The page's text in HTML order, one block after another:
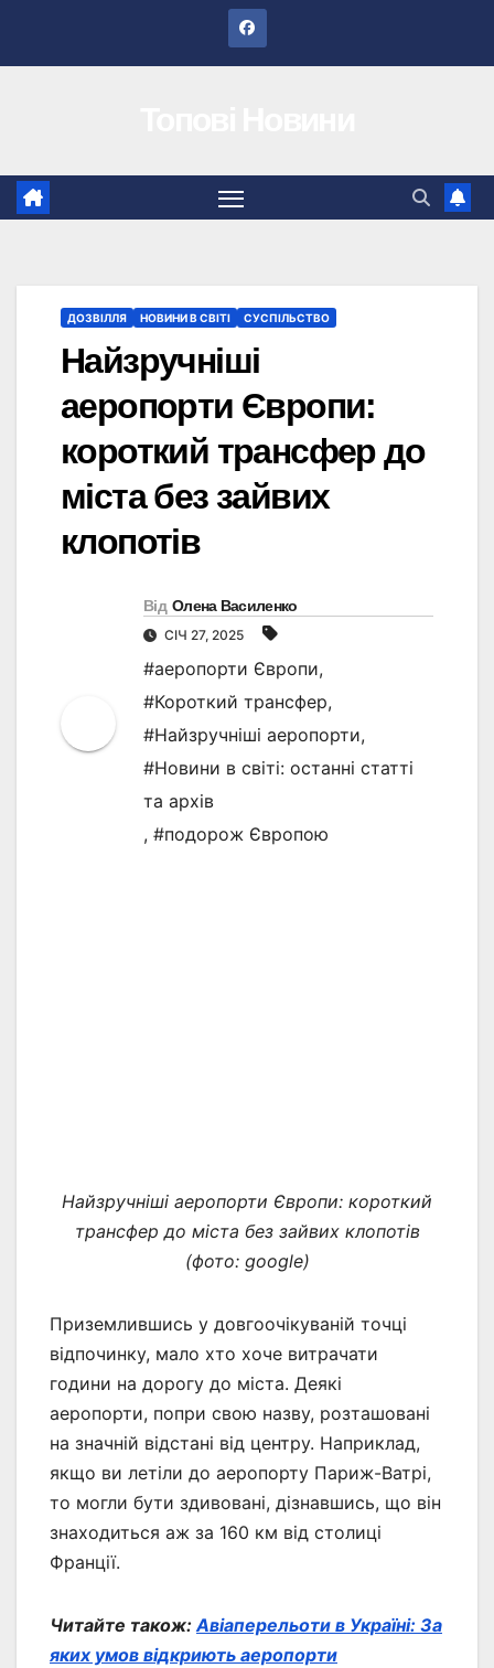
ДОЗВІЛЛЯ НОВИНИ В СВІТІ СУСПІЛЬСТВО
Найзручніші
аеропорти Європи:
короткий трансфер до
міста без зайвих
клопотів
Від Олена Василенко
СІЧ 27, 2025
#аеропорти Європи,
#Короткий трансфер,
#Найзручніші аеропорти,
#Новини в світі: останні статті
та архів
, #подорож Європою
Найзручніші аеропорти Європи: короткий
трансфер до міста без зайвих клопотів
(фото: google)
Приземлившись у довгоочікуваній точці
відпочинку, мало хто хоче витрачати
години на дорогу до міста. Деякі
аеропорти, попри свою назву, розташовані
на значній відстані від центру. Наприклад,
якщо ви летіли до аеропорту Париж-Ватрі,
то могли бути здивовані, дізнавшись, що він
знаходиться аж за 160 км від столиці
Франції.
Читайте також:Авіаперельоти в Україні: За
яких умов відкриють аеропорти